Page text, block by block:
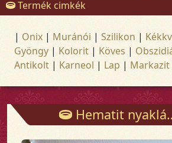
Termék cimkék
| Onix | Muránói | Szilikon |
Gyöngy | Kolorit | Köves |
Antikolt | Karneol | Lap | Markazit
Hematit nyaklánc - Láncok - Arany és ezüst ékszerek